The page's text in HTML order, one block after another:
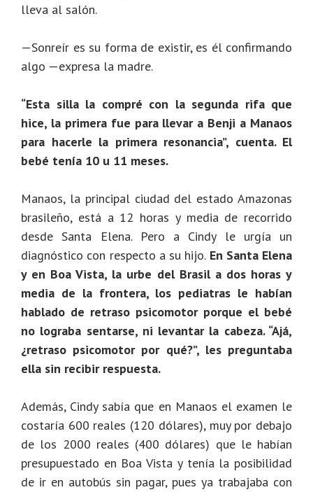
lleva al salón.
—Sonreír es su forma de existir, es él confirmando
algo —expresa la madre.
“Esta silla la compré con la segunda rifa que
hice, la primera fue para llevar a Benji a Manaos
para hacerle la primera resonancia”, cuenta. El
bebé tenía 10 u 11 meses.
Manaos, la principal ciudad del estado Amazonas
brasileño, está a 12 horas y media de recorrido
desde Santa Elena. Pero a Cindy le urgía un
diagnóstico con respecto a su hijo. En Santa Elena
y en Boa Vista, la urbe del Brasil a dos horas y
media de la frontera, los pediatras le habían
hablado de retraso psicomotor porque el bebé
no lograba sentarse, ni levantar la cabeza. “Ajá,
¿retraso psicomotor por qué?”, les preguntaba
ella sin recibir respuesta.
Además, Cindy sabía que en Manaos el examen le
costaría 600 reales (120 dólares), muy por debajo
de los 2000 reales (400 dólares) que le habían
presupuestado en Boa Vista y tenía la posibilidad
de ir en autobús sin pagar, pues ya trabajaba con